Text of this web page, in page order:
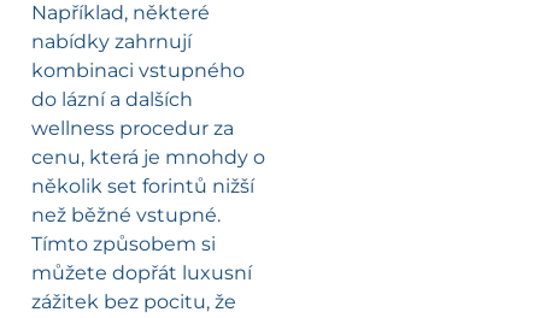
Například, některé
nabídky zahrnují
kombinaci vstupného
do lázní a dalších
wellness procedur za
cenu, která je mnohdy o
několik set forintů nižší
než běžné vstupné.
Tímto způsobem si
můžete dopřát luxusní
zážitek bez pocitu, že